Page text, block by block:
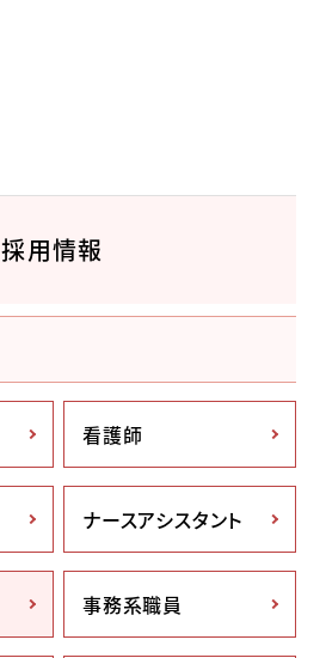
採用情報
看護師
ナースアシスタント
事務系職員